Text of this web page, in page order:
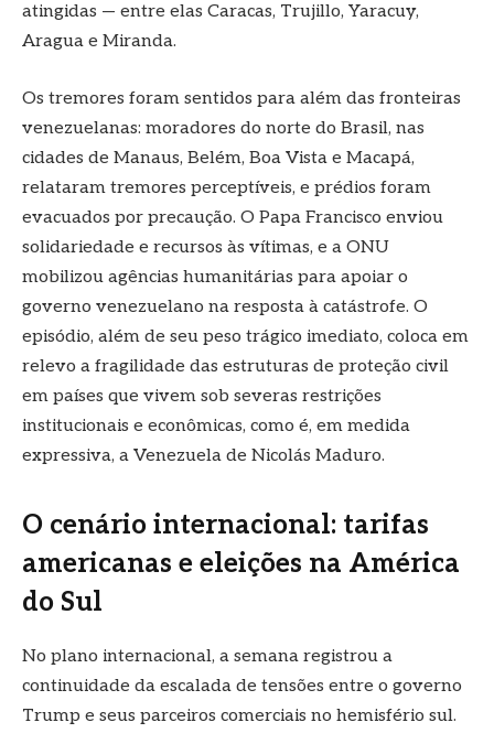
atingidas — entre elas Caracas, Trujillo, Yaracuy,
Aragua e Miranda.
Os tremores foram sentidos para além das fronteiras
venezuelanas: moradores do norte do Brasil, nas
cidades de Manaus, Belém, Boa Vista e Macapá,
relataram tremores perceptíveis, e prédios foram
evacuados por precaução. O Papa Francisco enviou
solidariedade e recursos às vítimas, e a ONU
mobilizou agências humanitárias para apoiar o
governo venezuelano na resposta à catástrofe. O
episódio, além de seu peso trágico imediato, coloca em
relevo a fragilidade das estruturas de proteção civil
em países que vivem sob severas restrições
institucionais e econômicas, como é, em medida
expressiva, a Venezuela de Nicolás Maduro.
O cenário internacional: tarifas
americanas e eleições na América
do Sul
No plano internacional, a semana registrou a
continuidade da escalada de tensões entre o governo
Trump e seus parceiros comerciais no hemisfério sul.